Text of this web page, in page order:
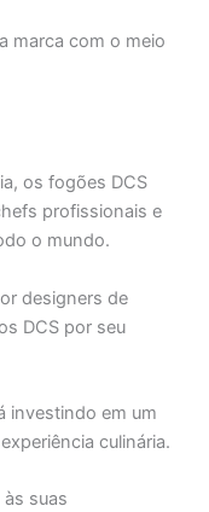
marca com o meio
os fogões DCS
profissionais e
o mundo.
designers de
DCS por seu
investindo em um
culinária.
suas